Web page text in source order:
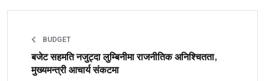
BUDGET
बजेट सहमति नजुट्दा लुम्बिनीमा राजनीतिक अनिश्चितता,
मुख्यमन्त्री आचार्य संकटमा